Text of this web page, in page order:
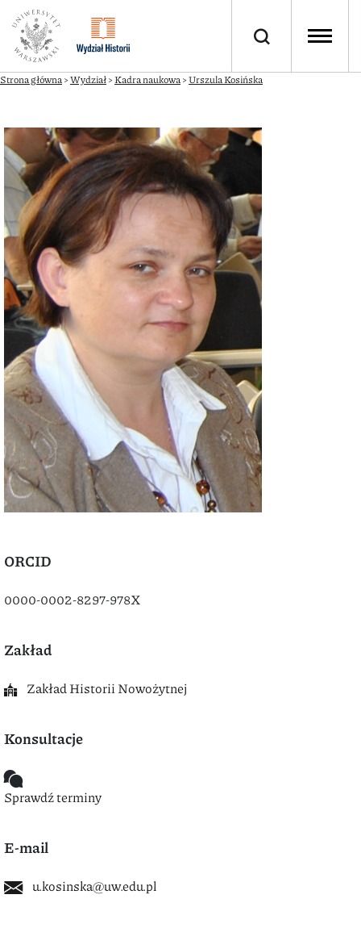
Strona główna>Wydział>Kadra naukowa>Urszula Kosińska
ORCID
0000-0002-8297-978X
Zakład
Zakład Historii Nowożytnej
Konsultacje
Sprawdź terminy
E-mail
u.kosinska@uw.edu.pl